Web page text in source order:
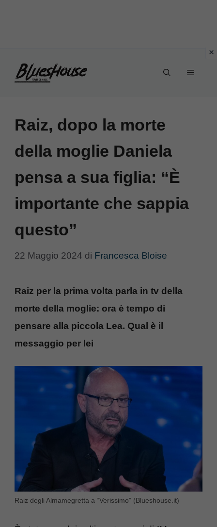
Menu
Raiz, dopo la morte
della moglie Daniela
pensa a sua figlia: “È
importante che sappia
questo”
22 Maggio 2024 di Francesca Bloise
Raiz per la prima volta parla in tv della
morte della moglie: ora è tempo di
pensare alla piccola Lea. Qual è il
messaggio per lei
Raiz degli Almamegretta a “Verissimo” (Blueshouse.it)